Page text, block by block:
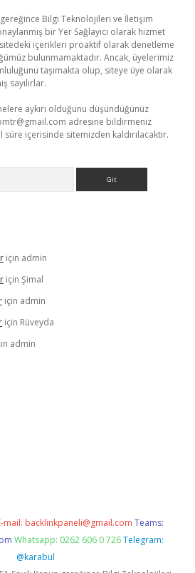
gereğince Bilgi Teknolojileri ve İletişim
bir Yer Sağlayıcı olarak hizmet
içerikleri proaktif olarak denetleme
bulunmamaktadır. Ancak, üyelerimiz
taşımakta olup, siteye üye olarak
sayılırlar.
aykırı olduğunu düşündüğünüz
adresine bildirmeniz
içerisinde sitemizden kaldırılacaktır.
için admin
için Şimal
için admin
için Rüveyda
admin
mail: backlinkpaneli@gmail.com Teams:
Whatsapp: 0262 606 0 726 Telegram:
@karabul